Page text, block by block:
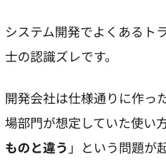
システム開発でよくあるト
士の認識ズレです。
開発会社は仕様通りに作っ
場部門が想定していた使い
ものと違う 」という問題が